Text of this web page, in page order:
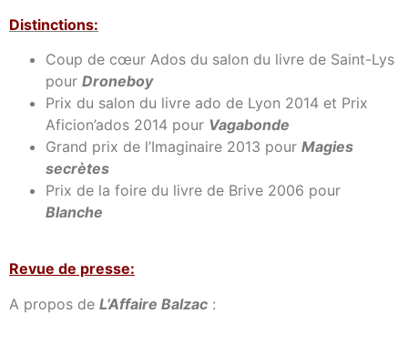
Distinctions:
Coup de cœur Ados du salon du livre de Saint-Lys
pour Droneboy
Prix du salon du livre ado de Lyon 2014 et Prix
Aficion’ados 2014 pour Vagabonde
Grand prix de l’Imaginaire 2013 pour Magies
secrètes
Prix de la foire du livre de Brive 2006 pour
Blanche
Revue de presse:
A propos de L’Affaire Balzac :